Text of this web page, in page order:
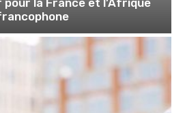
la France et l’Afrique